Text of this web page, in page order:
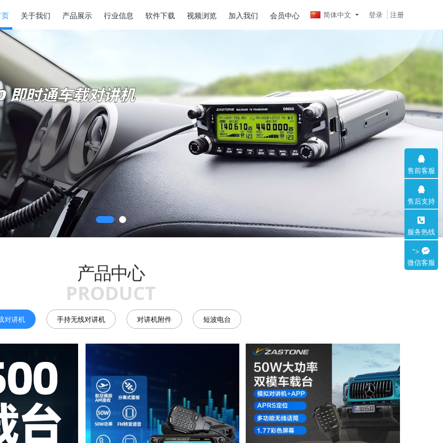
登录 注册
关于我们 产品展示 行业信息 软件下载 视频浏览 加入我们 会员中心 简体中文
讲机
产品中心
PRODUCT
对讲机 手持无线对讲机 对讲机附件 短波电台
售前客服
售后支持
服务热线
">
微信客服